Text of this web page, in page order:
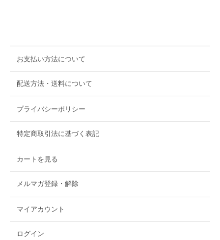
お支払い方法について
配送方法・送料について
プライバシーポリシー
特定商取引法に基づく表記
カートを見る
メルマガ登録・解除
マイアカウント
ログイン